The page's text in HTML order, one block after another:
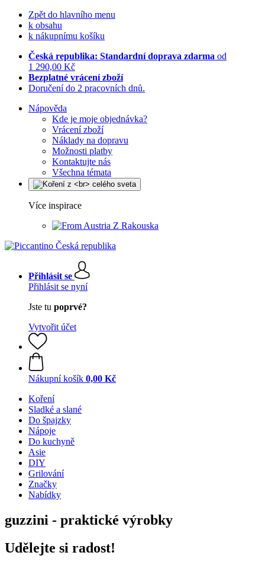
Zpět do hlavního menu
k obsahu
k nákupnímu košíku
Česká republika: Standardní doprava zdarma od
1 290,00 Kč
Bezplatné vrácení zboží
Doručení do 2 pracovních dnů.
Nápověda
Kde je moje objednávka?
Vrácení zboží
Náklady na dopravu
Možnosti platby
Kontaktujte nás
Všechna témata
Více inspirace
Z Rakouska
Přihlásit se
Přihlásit se nyní
Jste tu poprvé?
Vytvořit účet
Nákupní košík 0,00 Kč
Koření
Sladké a slané
Do špajzky
Nápoje
Do kuchyně
Asie
DIY
Grilování
Značky
Nabídky
guzzini - praktické výrobky
Udělejte si radost!